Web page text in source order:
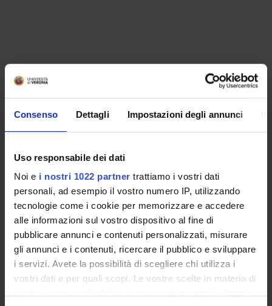
Consenso Dettagli Impostazioni degli annunci
Uso responsabile dei dati
Noi e i nostri 1022 partner trattiamo i vostri dati
personali, ad esempio il vostro numero IP, utilizzando
tecnologie come i cookie per memorizzare e accedere
alle informazioni sul vostro dispositivo al fine di
pubblicare annunci e contenuti personalizzati, misurare
gli annunci e i contenuti, ricercare il pubblico e sviluppare
i servizi. Avete la possibilità di scegliere chi utilizza i
vostri dati e per quali scopi. Le vostre scelte in materia di
ORGANIZATION
GOVERNANCE
COMMITTEES